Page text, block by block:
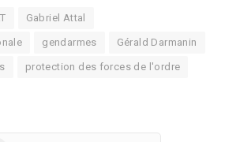
Gabriel Attal
gendarmes Gérald Darmanin
protection des forces de l'ordre